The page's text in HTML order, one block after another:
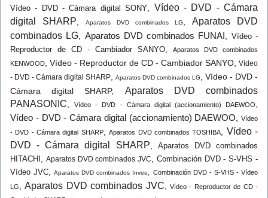
Vídeo - DVD - Cámara digital SONY
Vídeo - DVD - Cámara
digital SHARP
Aparatos DVD combinados LG
Aparatos DVD
combinados LG
Aparatos DVD combinados FUNAI
Vídeo -
Reproductor de CD - Cambiador SANYO
Aparatos DVD combinados
KENWOOD
Vídeo - Reproductor de CD - Cambiador SANYO Vídeo
- DVD - Cámara digital SHARP
Aparatos DVD combinados LG
Vídeo - DVD -
Cámara digital SHARP, Aparatos DVD combinados
PANASONIC ,Vídeo - DVD - Cámara digital (accionamiento) DAEWOO
Vídeo - DVD - Cámara digital (accionamiento) DAEWOO
Vídeo
- DVD - Cámara digital SHARP,Aparatos DVD combinados TOSHIBA
Vídeo -
DVD - Cámara digital SHARP
Aparatos DVD combinados
HITACHI
Aparatos DVD combinados JVC
Combinación DVD - S-VHS -
Vídeo JVC ,Aparatos DVD combinados Inves
Combinación DVD - S-VHS - Vídeo
LG
,Aparatos DVD combinados JVC ,Vídeo - Reproductor de CD -